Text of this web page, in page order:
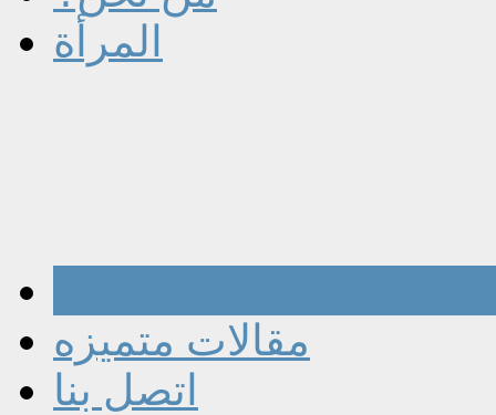
المرأة
مقالات متميزه
اتصل بنا